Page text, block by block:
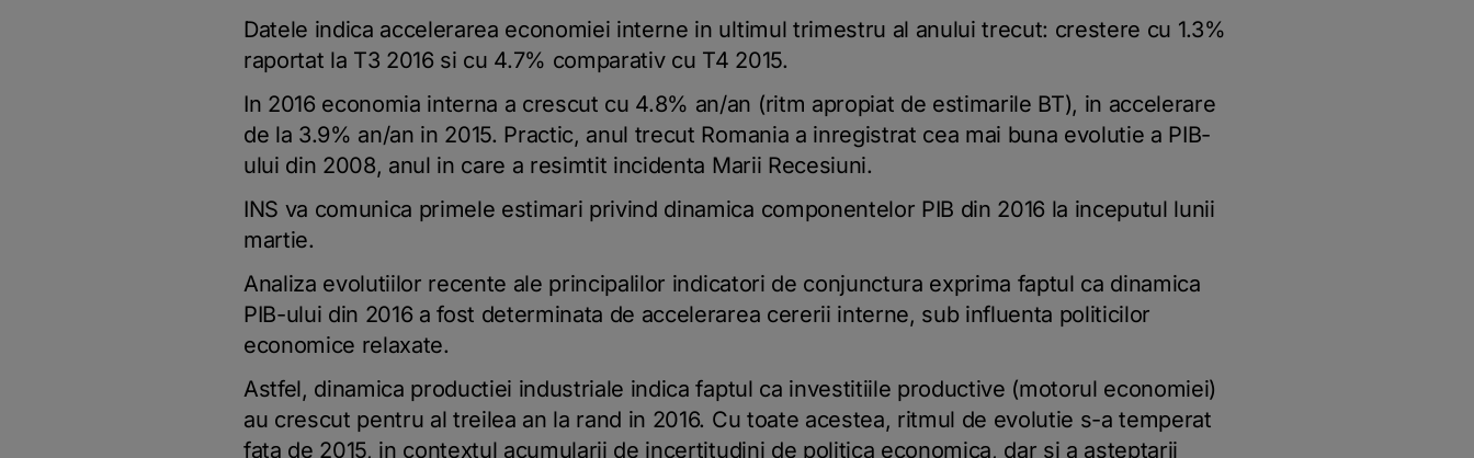
Datele indica accelerarea economiei interne in ultimul trimestru al anului trecut: crestere cu 1.3%
raportat la T3 2016 si cu 4.7% comparativ cu T4 2015.
In 2016 economia interna a crescut cu 4.8% an/an (ritm apropiat de estimarile BT), in accelerare
de la 3.9% an/an in 2015. Practic, anul trecut Romania a inregistrat cea mai buna evolutie a PIB-
ului din 2008, anul in care a resimtit incidenta Marii Recesiuni.
INS va comunica primele estimari privind dinamica componentelor PIB din 2016 la inceputul lunii
martie.
Analiza evolutiilor recente ale principalilor indicatori de conjunctura exprima faptul ca dinamica
PIB-ului din 2016 a fost determinata de accelerarea cererii interne, sub influenta politicilor
economice relaxate.
Astfel, dinamica productiei industriale indica faptul ca investitiile productive (motorul economiei)
au crescut pentru al treilea an la rand in 2016. Cu toate acestea, ritmul de evolutie s-a temperat
fata de 2015, in contextul acumularii de incertitudini de politica economica, dar si a asteptarii